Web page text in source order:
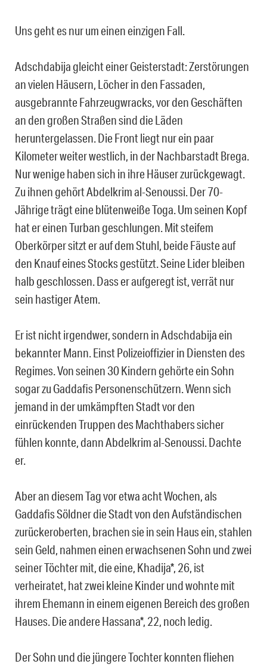
Uns geht es nur um einen einzigen Fall.
Adschdabija gleicht einer Geisterstadt: Zerstörungen
an vielen Häusern, Löcher in den Fassaden,
ausgebrannte Fahrzeugwracks, vor den Geschäften
an den großen Straßen sind die Läden
heruntergelassen. Die Front liegt nur ein paar
Kilometer weiter westlich, in der Nachbarstadt Brega.
Nur wenige haben sich in ihre Häuser zurückgewagt.
Zu ihnen gehört Abdelkrim al-Senoussi. Der 70-
Jährige trägt eine blütenweiße Toga. Um seinen Kopf
hat er einen Turban geschlungen. Mit steifem
Oberkörper sitzt er auf dem Stuhl, beide Fäuste auf
den Knauf eines Stocks gestützt. Seine Lider bleiben
halb geschlossen. Dass er aufgeregt ist, verrät nur
sein hastiger Atem.
Er ist nicht irgendwer, sondern in Adschdabija ein
bekannter Mann. Einst Polizeioffizier in Diensten des
Regimes. Von seinen 30 Kindern gehörte ein Sohn
sogar zu Gaddafis Personenschützern. Wenn sich
jemand in der umkämpften Stadt vor den
einrückenden Truppen des Machthabers sicher
fühlen konnte, dann Abdelkrim al-Senoussi. Dachte
er.
Aber an diesem Tag vor etwa acht Wochen, als
Gaddafis Söldner die Stadt von den Aufständischen
zurückeroberten, brachen sie in sein Haus ein, stahlen
sein Geld, nahmen einen erwachsenen Sohn und zwei
seiner Töchter mit, die eine, Khadija*, 26, ist
verheiratet, hat zwei kleine Kinder und wohnte mit
ihrem Ehemann in einem eigenen Bereich des großen
Hauses. Die andere Hassana*, 22, noch ledig.
Der Sohn und die jüngere Tochter konnten fliehen